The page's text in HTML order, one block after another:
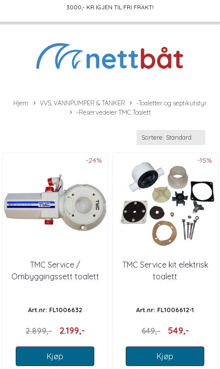
3000,- KR IGJEN TIL FRI FRAKT!
Hjem VVS, VANNPUMPER & TANKER
-Toaletter og septikutstyr
-Reservedeler TMC Toalett
-24%
TMC Service /
Ombyggingssett toalett
Art.nr: FL1006632
2.899,- 2.199,-
Kjøp
-15%
TMC Service kit elektrisk
toalett
Art.nr: FL1006612-1
649,- 549,-
Kjøp